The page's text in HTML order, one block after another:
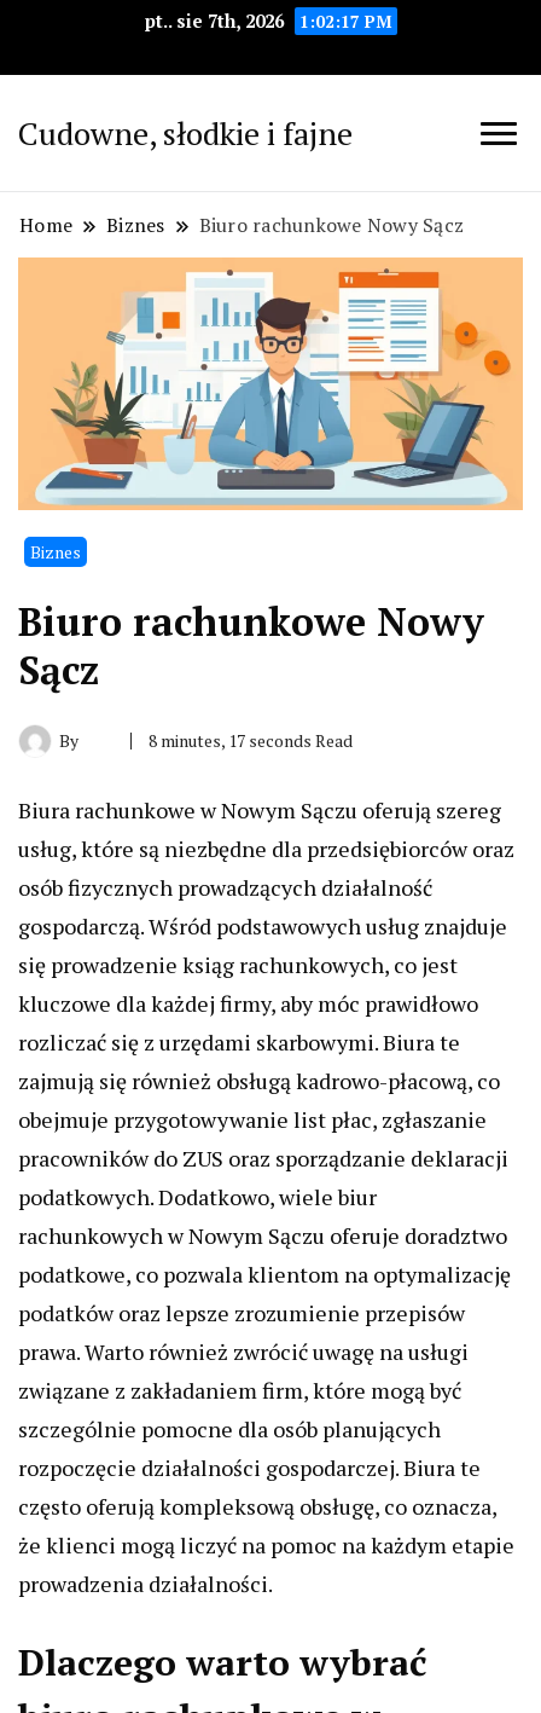
pt.. sie 7th, 2026 1:02:18 PM
Cudowne, słodkie i fajne
Home Biznes Biuro rachunkowe Nowy Sącz
Biznes
Biuro rachunkowe Nowy
Sącz
By 8 minutes, 17 seconds Read
Biura rachunkowe w Nowym Sączu oferują szereg
usług, które są niezbędne dla przedsiębiorców oraz
osób fizycznych prowadzących działalność
gospodarczą. Wśród podstawowych usług znajduje
się prowadzenie ksiąg rachunkowych, co jest
kluczowe dla każdej firmy, aby móc prawidłowo
rozliczać się z urzędami skarbowymi. Biura te
zajmują się również obsługą kadrowo-płacową, co
obejmuje przygotowywanie list płac, zgłaszanie
pracowników do ZUS oraz sporządzanie deklaracji
podatkowych. Dodatkowo, wiele biur
rachunkowych w Nowym Sączu oferuje doradztwo
podatkowe, co pozwala klientom na optymalizację
podatków oraz lepsze zrozumienie przepisów
prawa. Warto również zwrócić uwagę na usługi
związane z zakładaniem firm, które mogą być
szczególnie pomocne dla osób planujących
rozpoczęcie działalności gospodarczej. Biura te
często oferują kompleksową obsługę, co oznacza,
że klienci mogą liczyć na pomoc na każdym etapie
prowadzenia działalności.
Dlaczego warto wybrać